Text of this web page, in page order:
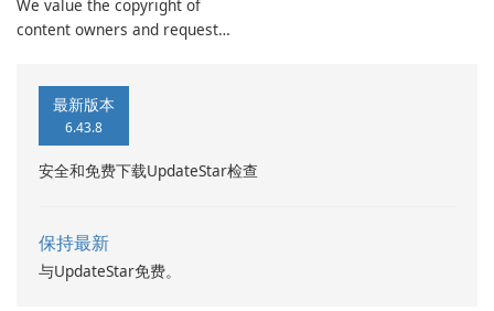
We value the copyright of
content owners and request
clips without their
permission.
最新版本
6.43.8
安全和免费下载UpdateStar检查
保持最新
与UpdateStar免费。